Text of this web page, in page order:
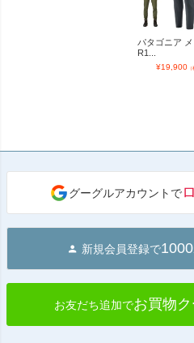
パタゴニア メ
R1...
¥19,900（
グーグルアカウントで
新規会員登録で1000
お友だち追加でお買物